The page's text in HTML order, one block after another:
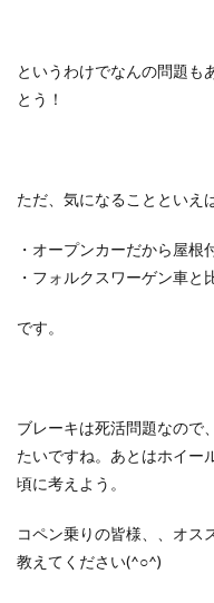
というわけでなんの問題も
とう！
ただ、気になることといえば
・オープンカーだから屋根
・フォルクスワーゲン車と
です。
ブレーキは死活問題なので
たいですね。あとはホイー
頃に考えよう。
コペン乗りの皆様、、オス
教えてください(^○^)